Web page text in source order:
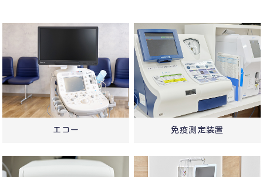
エコー 免疫測定装置